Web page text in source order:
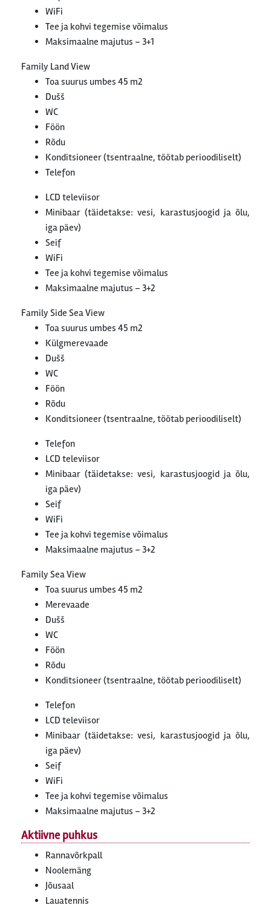
WiFi
Tee ja kohvi tegemise võimalus
Maksimaalne majutus – 3+1
Family Land View
Toa suurus umbes 45 m2
Dušš
WC
Föön
Rõdu
Konditsioneer (tsentraalne, töötab perioodiliselt)
Telefon
LCD televiisor
Minibaar (täidetakse: vesi, karastusjoogid ja õlu,
iga päev)
Seif
WiFi
Tee ja kohvi tegemise võimalus
Maksimaalne majutus – 3+2
Family Side Sea View
Toa suurus umbes 45 m2
Külgmerevaade
Dušš
WC
Föön
Rõdu
Konditsioneer (tsentraalne, töötab perioodiliselt)
Telefon
LCD televiisor
Minibaar (täidetakse: vesi, karastusjoogid ja õlu,
iga päev)
Seif
WiFi
Tee ja kohvi tegemise võimalus
Maksimaalne majutus – 3+2
Family Sea View
Toa suurus umbes 45 m2
Merevaade
Dušš
WC
Föön
Rõdu
Konditsioneer (tsentraalne, töötab perioodiliselt)
Telefon
LCD televiisor
Minibaar (täidetakse: vesi, karastusjoogid ja õlu,
iga päev)
Seif
WiFi
Tee ja kohvi tegemise võimalus
Maksimaalne majutus – 3+2
Aktiivne puhkus
Rannavõrkpall
Noolemäng
Jõusaal
Lauatennis